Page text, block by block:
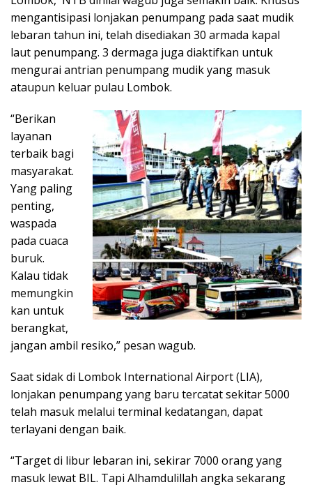
mengantisipasi lonjakan penumpang pada saat mudik
lebaran tahun ini, telah disediakan 30 armada kapal
laut penumpang. 3 dermaga juga diaktifkan untuk
mengurai antrian penumpang mudik yang masuk
ataupun keluar pulau Lombok.
“Berikan
layanan
terbaik bagi
masyarakat.
Yang paling
penting,
waspada
pada cuaca
buruk.
Kalau tidak
memungkin
kan untuk
berangkat,
jangan ambil resiko,” pesan wagub.
Saat sidak di Lombok International Airport (LIA),
lonjakan penumpang yang baru tercatat sekitar 5000
telah masuk melalui terminal kedatangan, dapat
terlayani dengan baik.
“Target di libur lebaran ini, sekirar 7000 orang yang
masuk lewat BIL. Tapi Alhamdulillah angka sekarang